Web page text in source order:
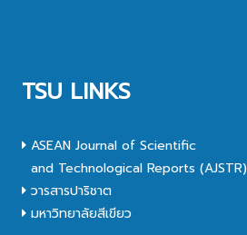
TSU LINKS
ASEAN Journal of Scientific
and Technological Reports (AJSTR)
วารสารปาริชาต
มหาวิทยาลัยสีเขียว